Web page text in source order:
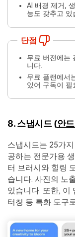
AI 배경 제거,
능도 갖추고 있
단점
무료 버전에는
니다.
무료 플랜에서
있어 구독이 필
8. 스냅시드 (안
스냅시드는 25가
공하는 전문가용
터 브러시와 힐링
습니다. 사진의 노
있습니다. 또한, 이
터칭 등 특화 도구